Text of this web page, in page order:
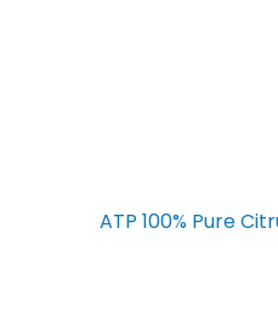
ATP 100% Pure